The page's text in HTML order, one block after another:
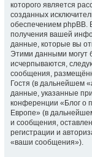
которого является
созданных
обеспечением phpBB.
получения вашей
данные, которые вы
Этими данными могут
исчерпываются,
сообщения,
Гостя (в дальнейшем
данные, указанные
конференции «Блог о
Европе» (в
и сообщения,
регистрации и
«ваши сообщения»).